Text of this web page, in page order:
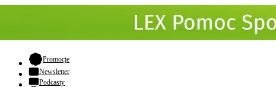
Promocje- otwiera się w nowej karcie
Newsletter
Podcasty